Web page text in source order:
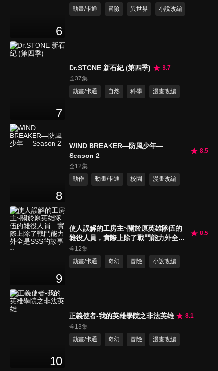
6
動畫/卡通
冒險 異世界 小說改編
7
Dr.STONE 新石紀 (第四季)
8.7
全37集
動畫/卡通
自然 科學 漫畫改編
8
WIND BREAKER—防風少年—
Season 2
8.5
全12集
動作
動畫/卡通 校園 漫畫改編
9
使人誤解的工房主~關於原英雄隊伍的
雜役人員，實際上除了戰鬥能力外全是
SSS的故事~
8.5
全12集
動畫/卡通
奇幻 冒險 小說改編
10
正義使者-我的英雄學院之非法英雄
8.1
全13集
動畫/卡通
奇幻 冒險 漫畫改編